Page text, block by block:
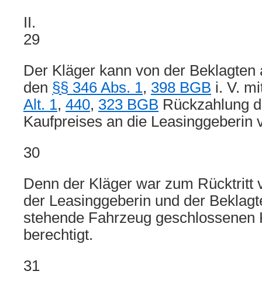
II.
29
Der Kläger kann von der
den §§ 346 Abs. 1, 398 BGB i. V.
Alt. 1, 440, 323 BGB Rückzahlung
Kaufpreises an die Leasinggeberin
30
Denn der Kläger war zum Rücktritt
der Leasinggeberin und der
stehende Fahrzeug geschlossenen
berechtigt.
31